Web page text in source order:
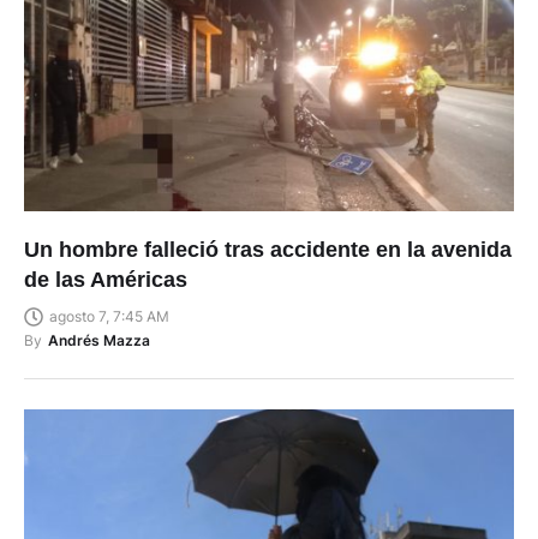
Un hombre falleció tras accidente en la avenida
de las Américas
agosto 7, 7:45 AM
By Andrés Mazza